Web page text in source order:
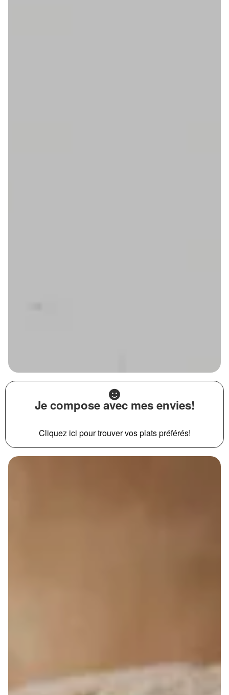
Je compose avec mes envies!
Cliquez ici pour trouver vos plats préférés!